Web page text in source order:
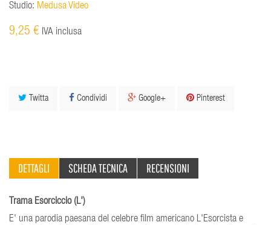
Studio: Medusa Video
9,25 € IVA inclusa
Twitta Condividi Google+ Pinterest
DETTAGLI SCHEDA TECNICA RECENSIONI
Trama Esorciccio (L')
E' una parodia paesana del celebre film americano L'Esorcista e